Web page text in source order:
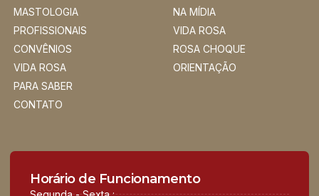
MASTOLOGIA
PROFISSIONAIS
CONVÊNIOS
VIDA ROSA
PARA SABER
CONTATO
NA MÍDIA
VIDA ROSA
ROSA CHOQUE
ORIENTAÇÃO
Horário de Funcionamento